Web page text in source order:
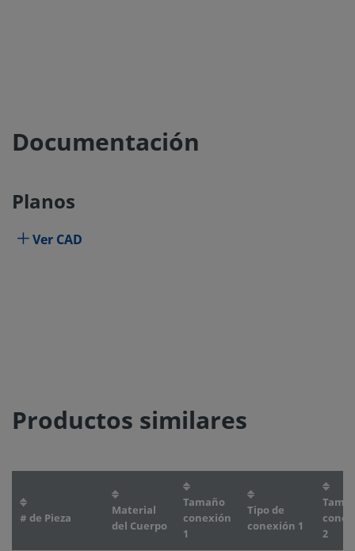
Documentación
Planos
Ver CAD
Productos similares
# de Pieza
Material
del Cuerpo
Tamaño
conexión
1
Tipo de
conexión 1
2